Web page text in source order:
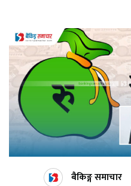
बैकिङ्ग समाचार